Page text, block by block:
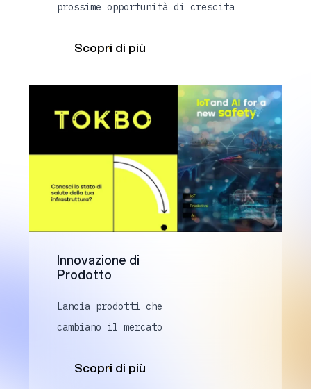
prossime opportunità di crescita
Scopri di più
Innovazione di
Prodotto
Lancia prodotti che
cambiano il mercato
Scopri di più